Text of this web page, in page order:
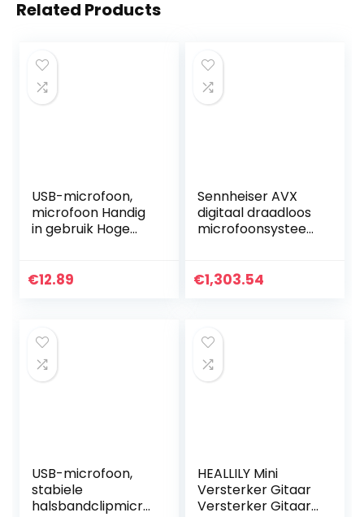
Related Products
USB-microfoon,
microfoon Handig
in gebruik Hoge
Win XP en hoger
€12.89
Sennheiser AVX
digitaal draadloos
microfoonsysteem
combo-set
€1,303.54
USB-microfoon,
stabiele
halsbandclipmicro
HEALLILY Mini
Versterker Gitaar
Versterker Gitaar